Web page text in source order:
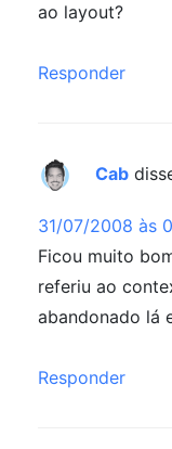
ao layout?
Responder
Cab
31/07/2008 às
Ficou muito
referiu ao
abandonado lá
Responder